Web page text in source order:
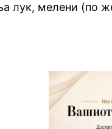
лук, мелени (по